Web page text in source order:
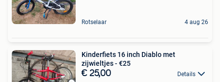
Rotselaar 4 aug 26
Kinderfiets 16 inch Diablo met
zijwieltjes - €25
€ 25,00 Details